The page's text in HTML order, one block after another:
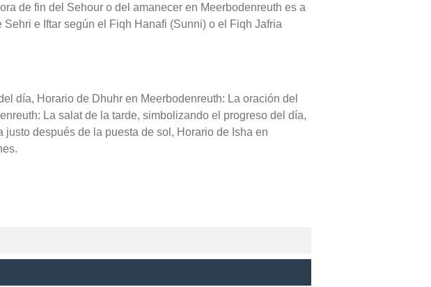
de fin del Sehour o del amanecer en Meerbodenreuth es a
e Iftar según el Fiqh Hanafi (Sunni) o el Fiqh Jafria
día, Horario de Dhuhr en Meerbodenreuth: La oración del
La salat de la tarde, simbolizando el progreso del día,
después de la puesta de sol, Horario de Isha en